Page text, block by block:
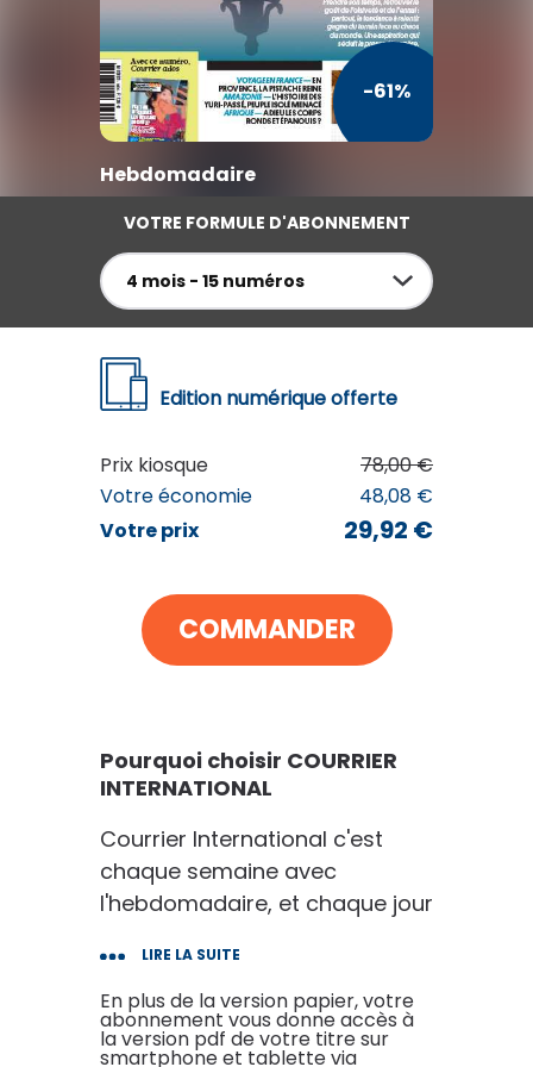
TV / Vie Pratique
Presse Professionnelle
Je l'éloigne des écrans
-61%
Hebdomadaire
VOTRE FORMULE D'ABONNEMENT
4 mois - 15 numéros
Edition numérique offerte
Prix kiosque
78,00 €
Votre économie
48,08 €
Votre prix
29,92 €
COMMANDER
Pourquoi choisir COURRIER
INTERNATIONAL
Courrier International c'est
chaque semaine avec
l'hebdomadaire, et chaque jour
meilleurs articles, reportages,
enquêtes ou billets d'opinion
sélectionnés par nos
LIRE LA SUITE
En plus de la version papier, votre
abonnement vous donne accès à
la version pdf de votre titre sur
smartphone et tablette via
COURRIER INTERNATIONAL
au lieu de78€00
CONTINUER MES ACHATS